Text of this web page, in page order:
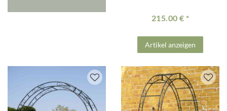
215.00 €
Artikel anzeigen